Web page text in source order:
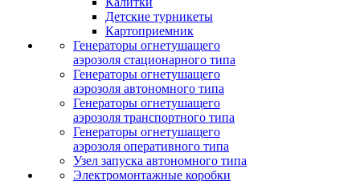
Детские турникеты
Картоприемник
Генераторы огнетушащего
аэрозоля стационарного типа
Генераторы огнетушащего
аэрозоля автономного типа
Генераторы огнетушащего
аэрозоля транспортного типа
Генераторы огнетушащего
аэрозоля оперативного типа
Узел запуска автономного типа
Электромонтажные коробки